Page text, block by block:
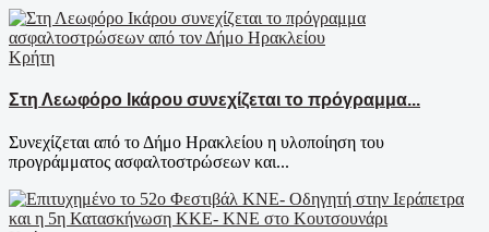
Κρήτη
Στη Λεωφόρο Ικάρου συνεχίζεται το πρόγραμμα...
Συνεχίζεται από το Δήμο Ηρακλείου η υλοποίηση του
προγράμματος ασφαλτοστρώσεων και...